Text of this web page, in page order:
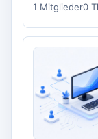
1 Mitglieder0